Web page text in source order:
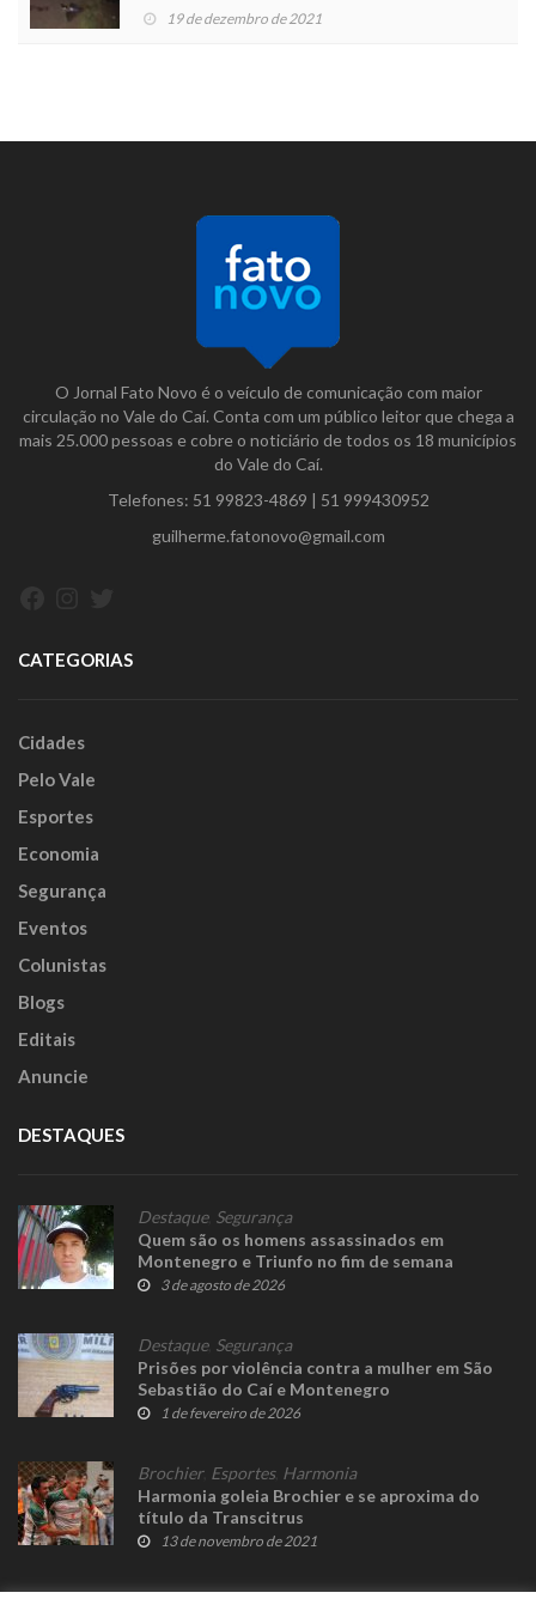
19 de dezembro de 2021
O Jornal Fato Novo é o veículo de comunicação com maior
circulação no Vale do Caí. Conta com um público leitor que chega a
mais 25.000 pessoas e cobre o noticiário de todos os 18 municípios
do Vale do Caí.
Telefones: 51 99823-4869 | 51 999430952
guilherme.fatonovo@gmail.com
CATEGORIAS
Cidades
Pelo Vale
Esportes
Economia
Segurança
Eventos
Colunistas
Blogs
Editais
Anuncie
DESTAQUES
Destaque, Segurança
Quem são os homens assassinados em
Montenegro e Triunfo no fim de semana
3 de agosto de 2026
Destaque, Segurança
Prisões por violência contra a mulher em São
Sebastião do Caí e Montenegro
1 de fevereiro de 2026
Brochier, Esportes, Harmonia
Harmonia goleia Brochier e se aproxima do
título da Transcitrus
13 de novembro de 2021